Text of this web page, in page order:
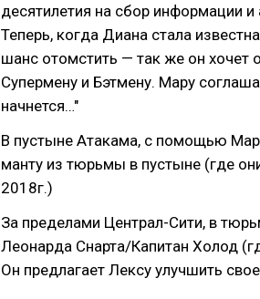
десятилетия на сбор информации
Теперь, когда Диана стала
шанс отомстить — так же он хочет
Супермену и Бэтмену. Мару
начнется…"
В пустыне Атакама, с помощью
манту из тюрьмы в пустыне (где
2018г.)
За пределами Централ-Сити, в
Леонарда Снарта/Капитан Холод
Он предлагает Лексу улучшить